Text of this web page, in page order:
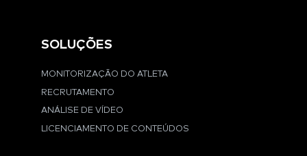
SOLUÇÕES
MONITORIZAÇÃO DO ATLETA
RECRUTAMENTO
ANÁLISE DE VÍDEO
LICENCIAMENTO DE CONTEÚDOS